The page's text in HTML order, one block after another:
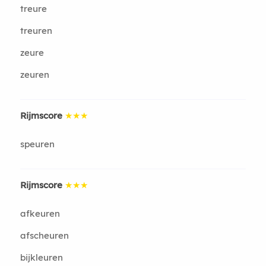
treure
treuren
zeure
zeuren
Rijmscore ★★★
speuren
Rijmscore ★★★
afkeuren
afscheuren
bijkleuren